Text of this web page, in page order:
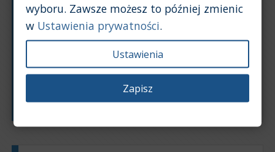
Rok produkcji
wyboru. Zawsze możesz to później zmienic
w Ustawienia prywatności.
Ustawienia
Zapisz